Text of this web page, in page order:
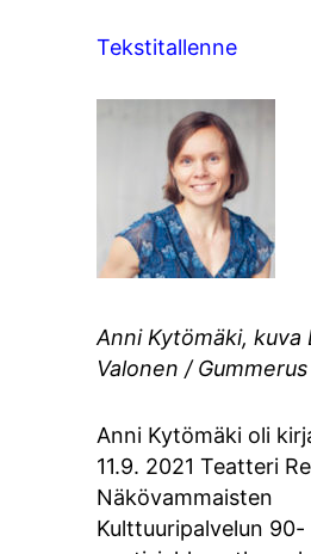
Tekstitallenne
Anni Kytömäki, kuva
Valonen / Gummerus
Anni Kytömäki oli
11.9. 2021 Teatteri
Näkövammaisten
Kulttuuripalvelun 90-